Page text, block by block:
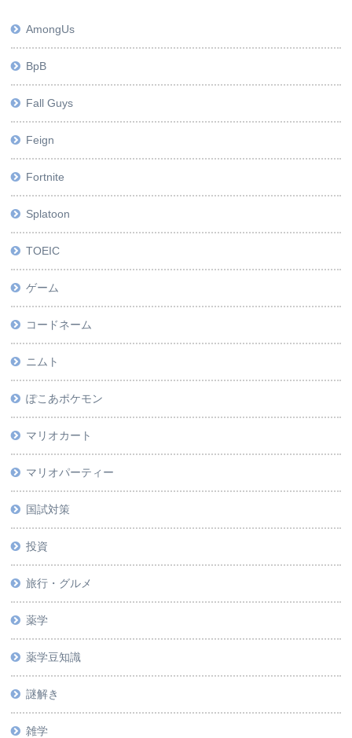
AmongUs
BpB
Fall Guys
Feign
Fortnite
Splatoon
TOEIC
ゲーム
コードネーム
ニムト
ぽこあポケモン
マリオカート
マリオパーティー
国試対策
投資
旅行・グルメ
薬学
薬学豆知識
謎解き
雑学